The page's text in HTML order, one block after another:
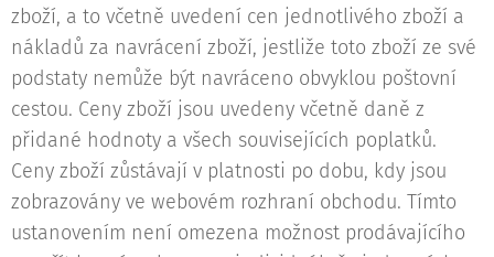
zboží, a to včetně uvedení cen jednotlivého zboží a
nákladů za navrácení zboží, jestliže toto zboží ze své
podstaty nemůže být navráceno obvyklou poštovní
cestou. Ceny zboží jsou uvedeny včetně daně z
přidané hodnoty a všech souvisejících poplatků.
Ceny zboží zůstávají v platnosti po dobu, kdy jsou
zobrazovány ve webovém rozhraní obchodu. Tímto
ustanovením není omezena možnost prodávajícího